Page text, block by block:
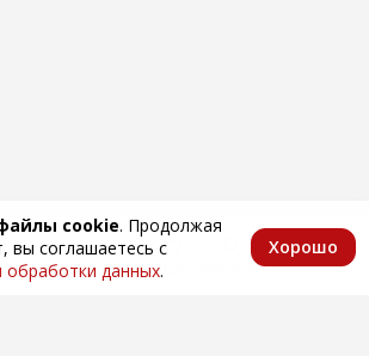
cookie. Продолжая
вы соглашаетесь с
обработки данных.
Хорошо
КаталогИзбранноеКорзина Аккаунт